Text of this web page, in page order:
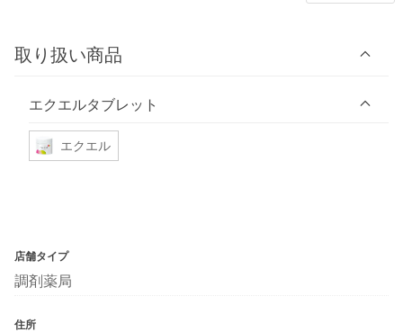
取り扱い商品
エクエルタブレット
エクエル
店舗タイプ
調剤薬局
住所